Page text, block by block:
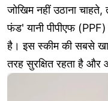
जोखिम नहीं उठाना
फंड' यानी पीपीएफ
है। इस स्कीम की सबसे
तरह सुरक्षित रहता है और